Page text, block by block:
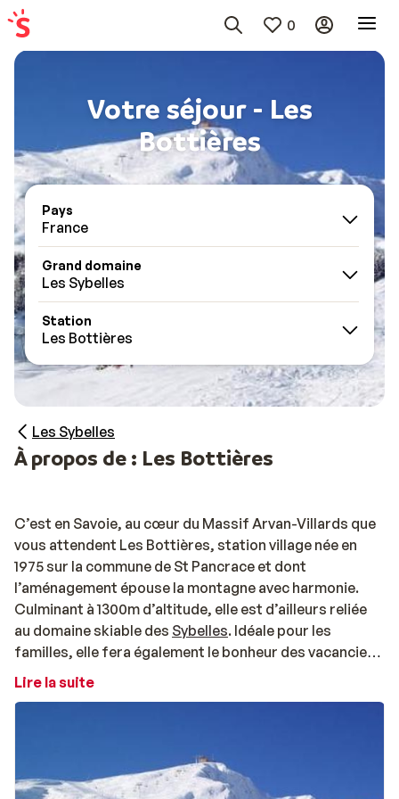
0
Votre séjour - Les
Bottières
Pays
France
Grand domaine
Les Sybelles
Station
Les Bottières
Les Sybelles
À propos de : Les Bottières
C’est en Savoie, au cœur du Massif Arvan-Villards que
vous attendent Les Bottières, station village née en
1975 sur la commune de St Pancrace et dont
l’aménagement épouse la montagne avec harmonie.
Culminant à 1300m d’altitude, elle est d’ailleurs reliée
au domaine skiable des Sybelles. Idéale pour les
familles, elle fera également le bonheur des vacanciers
à la recherche de calme et de nature.
À la recherche de vacances au ski pas chères ?
Découvrez la jolie station de ski des Bottières ! Nichée
Lire la suite